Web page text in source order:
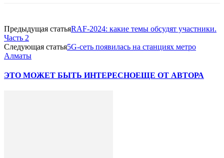
Предыдущая статьяRAF-2024: какие темы обсудят участники.
Часть 2
Следующая статья5G-сеть появилась на станциях метро
Алматы
ЭТО МОЖЕТ БЫТЬ ИНТЕРЕСНОЕЩЕ ОТ АВТОРА